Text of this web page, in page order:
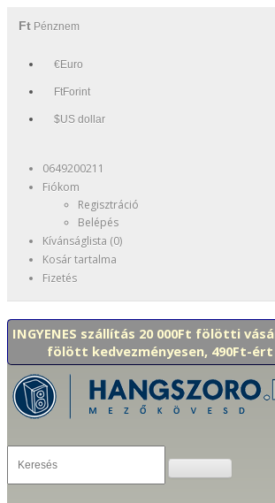
Ft Pénznem
€Euro
FtForint
$US dollar
0649200211
Fiókom
Regisztráció
Belépés
Kívánságlista (0)
Kosár tartalma
Fizetés
INGYENES szállítás 20 000Ft fölötti
fölött kedvezményesen, 490Ft-ért